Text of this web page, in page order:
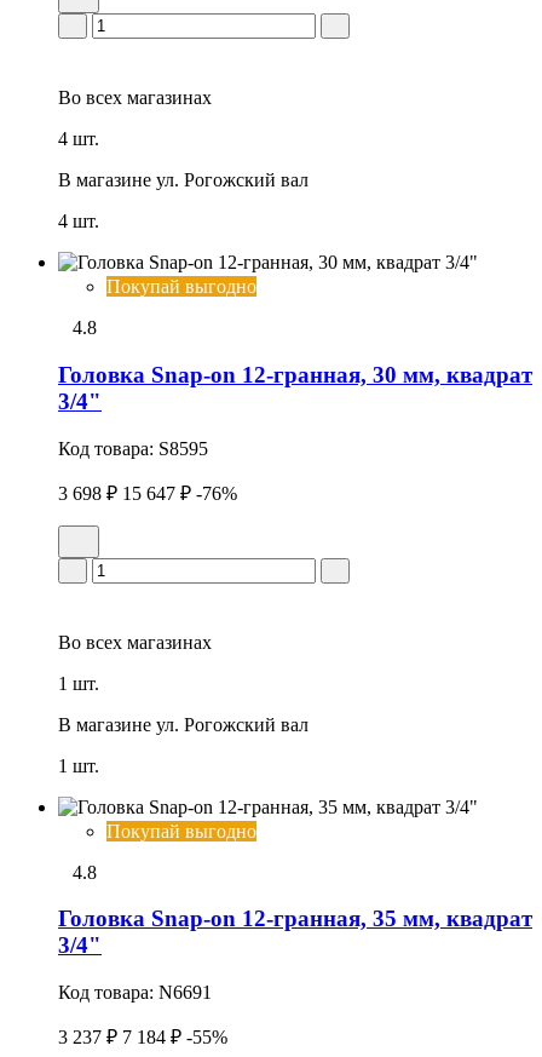
Во всех магазинах
4 шт.
В магазине ул. Рогожский вал
4 шт.
Покупай выгодно
4.8
Головка Snap-on 12-гранная, 30 мм, квадрат
3/4"
Код товара: S8595
3 698 ₽ 15 647 ₽ -76%
Во всех магазинах
1 шт.
В магазине ул. Рогожский вал
1 шт.
Покупай выгодно
4.8
Головка Snap-on 12-гранная, 35 мм, квадрат
3/4"
Код товара: N6691
3 237 ₽ 7 184 ₽ -55%